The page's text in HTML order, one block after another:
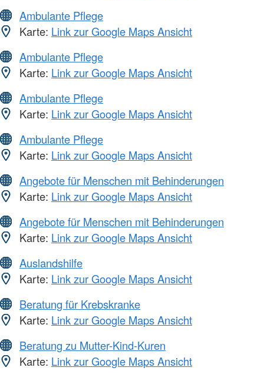
Ambulante Pflege
Karte: Link zur Google Maps Ansicht
Ambulante Pflege
Karte: Link zur Google Maps Ansicht
Ambulante Pflege
Karte: Link zur Google Maps Ansicht
Ambulante Pflege
Karte: Link zur Google Maps Ansicht
Angebote für Menschen mit Behinderungen
Karte: Link zur Google Maps Ansicht
Angebote für Menschen mit Behinderungen
Karte: Link zur Google Maps Ansicht
Auslandshilfe
Karte: Link zur Google Maps Ansicht
Beratung für Krebskranke
Karte: Link zur Google Maps Ansicht
Beratung zu Mutter-Kind-Kuren
Karte: Link zur Google Maps Ansicht